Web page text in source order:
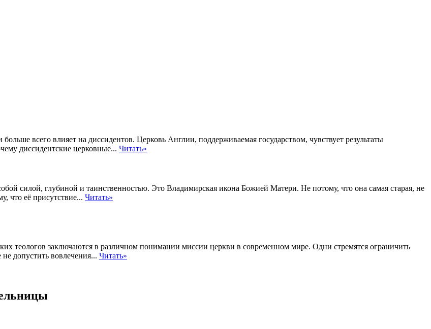
всего влияет на диссидентов. Церковь Англии, поддерживаемая государством, чувствует результаты
диссидентские церковные... Читать»
силой, глубиной и таинственностью. Это Владимирская икона Божией Матери. Не потому, что она самая старая, не
что её присутствие... Читать»
теологов заключаются в различном понимании миссии церкви в современном мире. Одни стремятся ограничить
допустить вовлечения... Читать»